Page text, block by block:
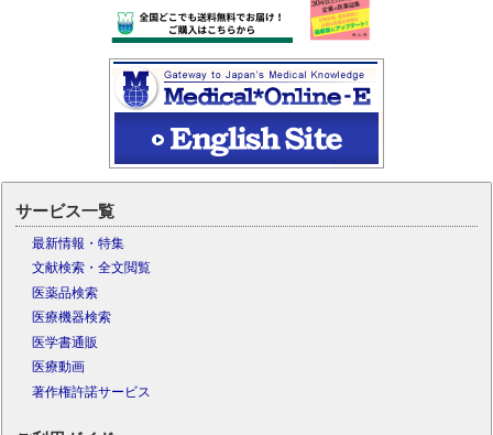
サービス一覧
最新情報・特集
文献検索・全文閲覧
医薬品検索
医療機器検索
医学書通販
医療動画
著作権許諾サービス